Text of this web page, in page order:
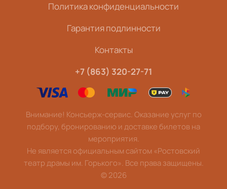
Политика конфиденциальности
Гарантия подлинности
Контакты
+7 (863) 320-27-71
Внимание! Консьерж-сервис. Оказание услуг по
подбору, бронированию и доставке билетов на
мероприятия.
Не является официальным сайтом «Ростовский
театр драмы им. Горького». Все права защищены.
©2026